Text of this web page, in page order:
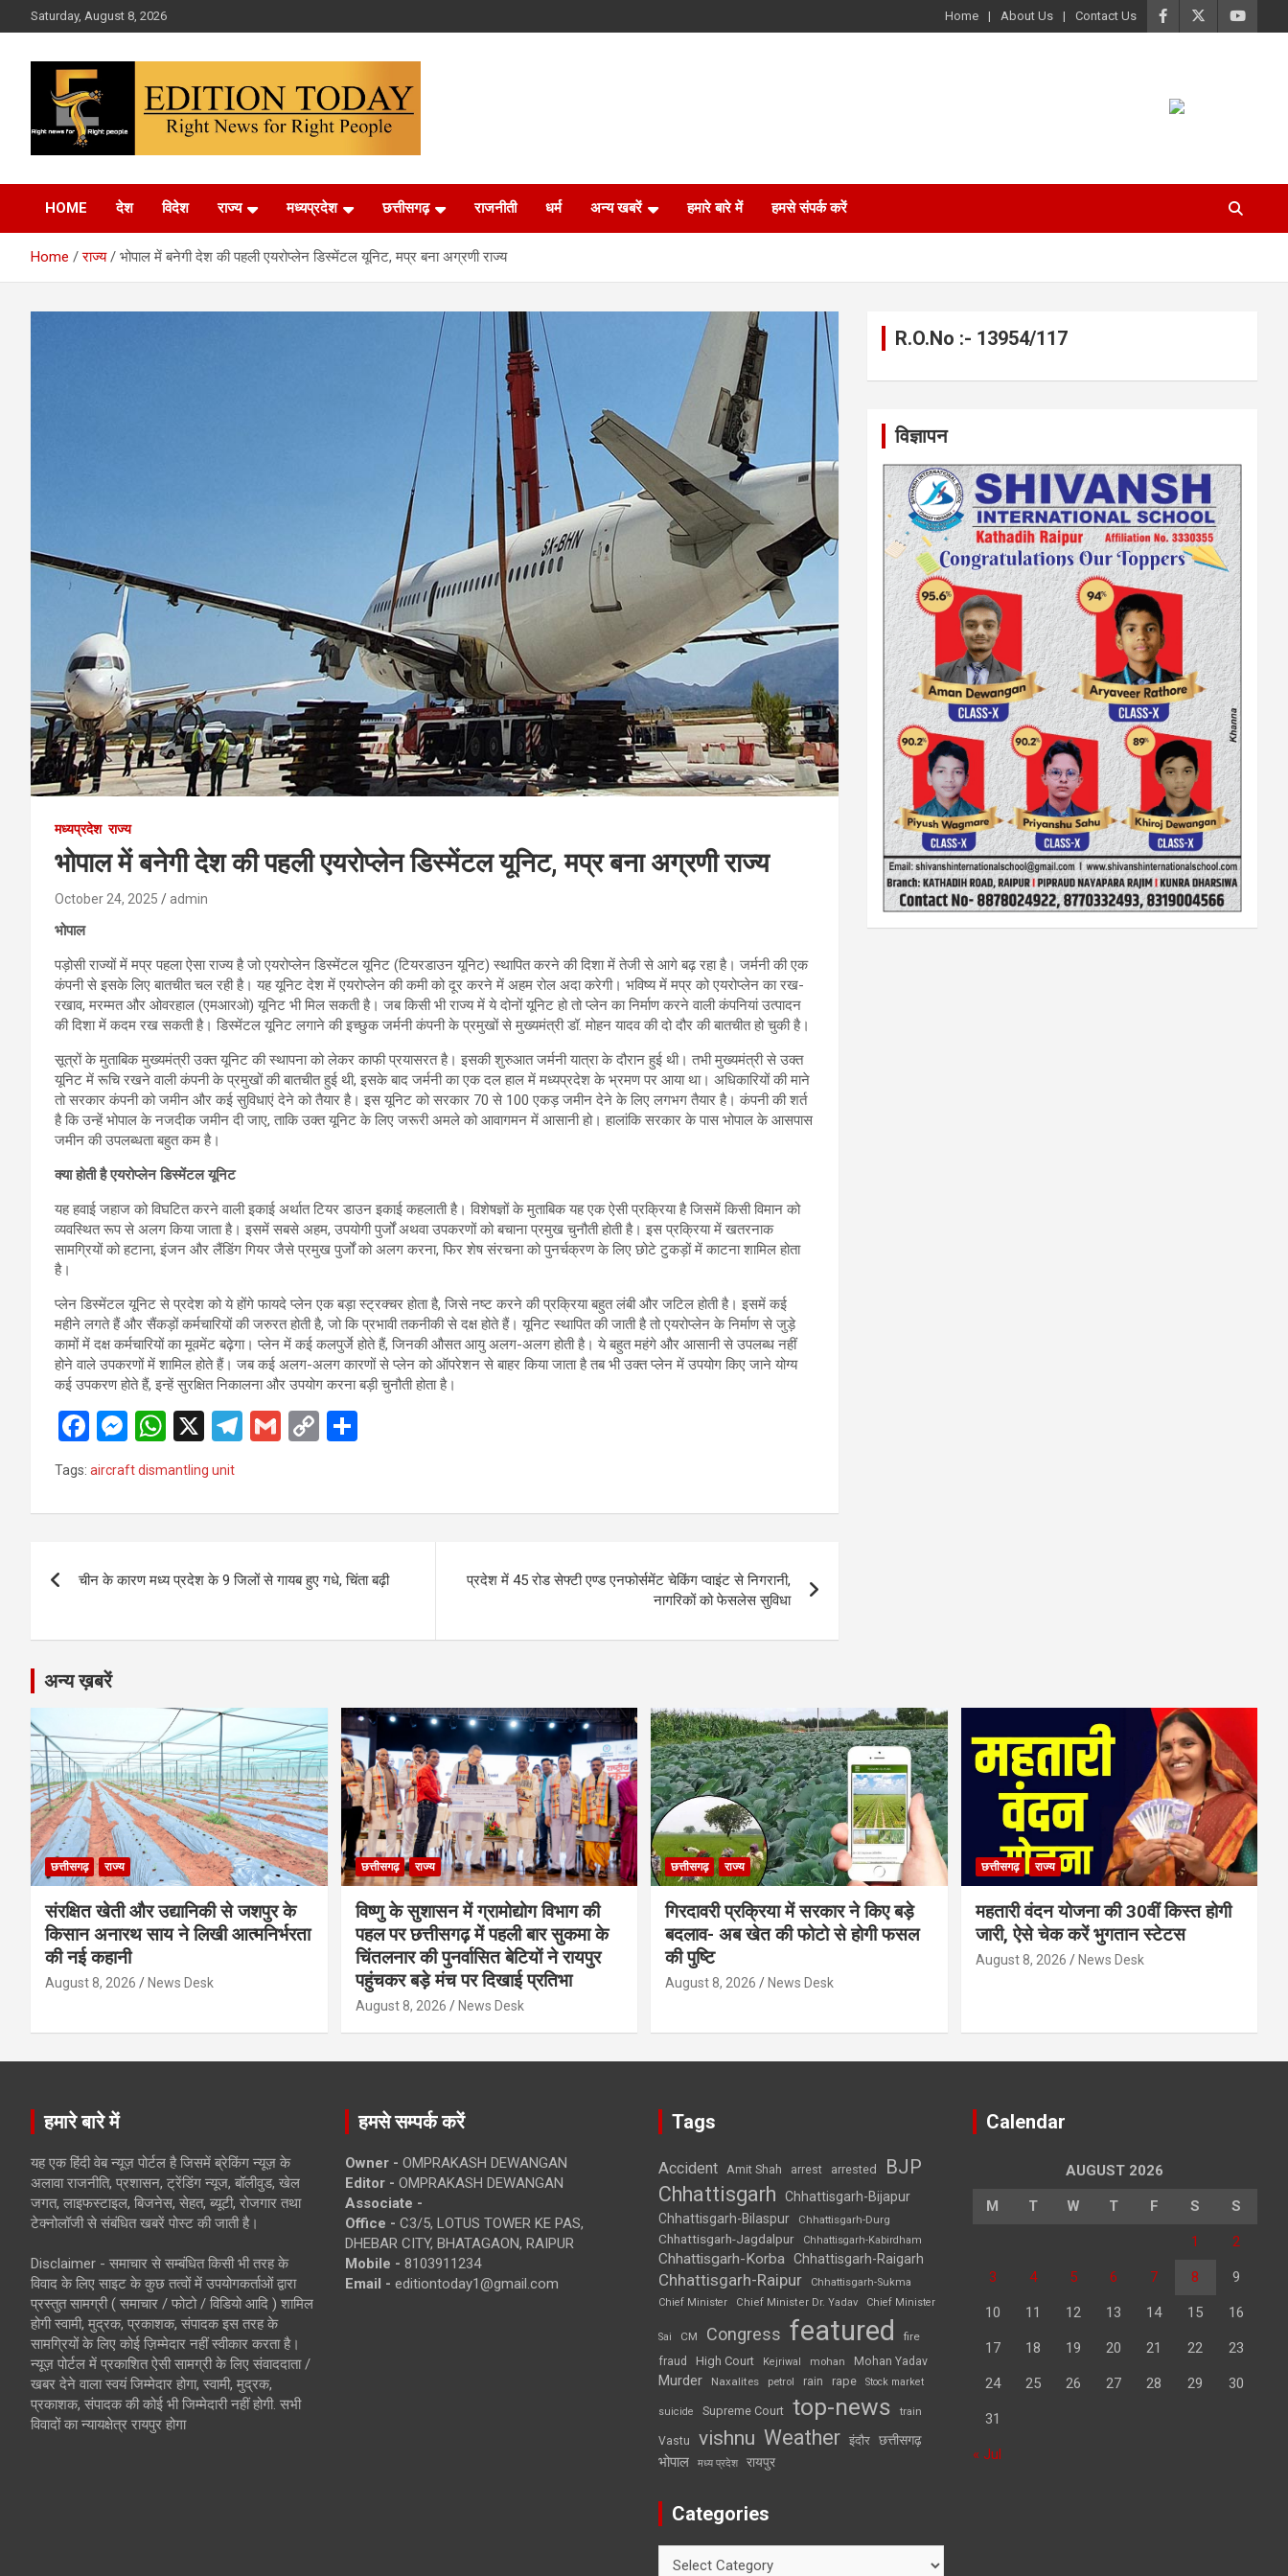
to
Saturday, August 8, 2026 Home About Us Contact Us
Edition Today
HOME देश विदेश राज्य मध्यप्रदेश छत्तीसगढ़ राजनीती धर्म अन्य खबरें हमारे बारे में हमसे संपर्क करें
Home राज्य भोपाल में बनेगी देश की पहली एयरोप्लेन डिस्मेंटल यूनिट, मप्र बना अग्रणी राज्य
मध्यप्रदेश राज्य
भोपाल में बनेगी देश की पहली एयरोप्लेन डिस्मेंटल यूनिट, मप्र बना अग्रणी राज्य
October 24, 2025 admin
भोपाल
पड़ोसी राज्यों में मप्र पहला ऐसा राज्य है जो एयरोप्लेन डिस्मेंटल यूनिट (टियरडाउन यूनिट) स्थापित करने की दिशा में तेजी से आगे बढ़ रहा है। जर्मनी की एक
कंपनी से इसके लिए बातचीत चल रही है। यह यूनिट देश में एयरोप्लेन की कमी को दूर करने में अहम रोल अदा करेगी। भविष्य में मप्र को एयरोप्लेन का रख-
रखाव, मरम्मत और ओवरहाल (एमआरओ) यूनिट भी मिल सकती है। जब किसी भी राज्य में ये दोनों यूनिट हो तो प्लेन का निर्माण करने वाली कंपनियां उत्पादन
की दिशा में कदम रख सकती है। डिस्मेंटल यूनिट लगाने की इच्छुक जर्मनी कंपनी के प्रमुखों से मुख्यमंत्री डॉ. मोहन यादव की दो दौर की बातचीत हो चुकी है।
सूत्रों के मुताबिक मुख्यमंत्री उक्त यूनिट की स्थापना को लेकर काफी प्रयासरत है। इसकी शुरुआत जर्मनी यात्रा के दौरान हुई थी। तभी मुख्यमंत्री से उक्त
यूनिट में रूचि रखने वाली कंपनी के प्रमुखों की बातचीत हुई थी, इसके बाद जर्मनी का एक दल हाल में मध्यप्रदेश के भ्रमण पर आया था। अधिकारियों की माने
तो सरकार कंपनी को जमीन और कई सुविधाएं देने को तैयार है। इस यूनिट को सरकार 70 से 100 एकड़ जमीन देने के लिए लगभग तैयार है। कंपनी की शर्त
है कि उन्हें भोपाल के नजदीक जमीन दी जाए, ताकि उक्त यूनिट के लिए जरूरी अमले को आवागमन में आसानी हो। हालांकि सरकार के पास भोपाल के आसपास
जमीन की उपलब्धता बहुत कम है।
क्या होती है एयरोप्लेन डिस्मेंटल यूनिट
यह हवाई जहाज को विघटित करने वाली इकाई अर्थात टियर डाउन इकाई कहलाती है। विशेषज्ञों के मुताबिक यह एक ऐसी प्रक्रिया है जिसमें किसी विमान को
व्यवस्थित रूप से अलग किया जाता है। इसमें सबसे अहम, उपयोगी पुर्जों अथवा उपकरणों को बचाना प्रमुख चुनौती होती है। इस प्रक्रिया में खतरनाक
सामग्रियों को हटाना, इंजन और लैंडिंग गियर जैसे प्रमुख पुर्जों को अलग करना, फिर शेष संरचना को पुनर्चक्रण के लिए छोटे टुकड़ों में काटना शामिल होता
है।
प्लेन डिस्मेंटल यूनिट से प्रदेश को ये होंगे फायदे प्लेन एक बड़ा स्ट्रक्चर होता है, जिसे नष्ट करने की प्रक्रिया बहुत लंबी और जटिल होती है। इसमें कई
महीने लगते हैं और सैंकड़ों कर्मचारियों की जरुरत होती है, जो कि प्रभावी तकनीकी से दक्ष होते हैं। यूनिट स्थापित की जाती है तो एयरोप्लेन के निर्माण से जुड़े
कामों में दक्ष कर्मचारियों का मूवमेंट बढ़ेगा। प्लेन में कई कलपुर्जे होते हैं, जिनकी औसत आयु अलग-अलग होती है। ये बहुत महंगे और आसानी से उपलब्ध नहीं
होने वाले उपकरणों में शामिल होते हैं। जब कई अलग-अलग कारणों से प्लेन को ऑपरेशन से बाहर किया जाता है तब भी उक्त प्लेन में उपयोग किए जाने योग्य
कई उपकरण होते हैं, इन्हें सुरक्षित निकालना और उपयोग करना बड़ी चुनौती होता है।
F
a
ce
b
o
M
es
se
n
er
W
at
s
p
X
T
gr
m
G
C
Li
k
e
Tags: aircraft dismantling unit
navigation
चीन के कारण मध्य प्रदेश के 9 जिलों से गायब हुए गधे, चिंता बढ़ी
प्रदेश में 45 रोड सेफ्टी एण्ड एनफोर्समेंट चेकिंग प्वाइंट से निगरानी,
नागरिकों को फेसलेस सुविधा
R.O.No :- 13954/117
विज्ञापन
अन्य ख़बरें
छत्तीसगढ़ राज्य
संरक्षित खेती और उद्यानिकी से जशपुर के
किसान अनारथ साय ने लिखी आत्मनिर्भरता
की नई कहानी
August 8, 2026 News Desk
छत्तीसगढ़ राज्य
विष्णु के सुशासन में ग्रामोद्योग विभाग की
पहल पर छत्तीसगढ़ में पहली बार सुकमा के
चिंतलनार की पुनर्वासित बेटियों ने रायपुर
पहुंचकर बड़े मंच पर दिखाई प्रतिभा
August 8, 2026 News Desk
छत्तीसगढ़ राज्य
गिरदावरी प्रक्रिया में सरकार ने किए बड़े
बदलाव- अब खेत की फोटो से होगी फसल
की पुष्टि
August 8, 2026 News Desk
छत्तीसगढ़ राज्य
महतारी वंदन योजना की 30वीं किस्त होगी
जारी, ऐसे चेक करें भुगतान स्टेटस
August 8, 2026 News Desk
हमारे बारे में
यह एक हिंदी वेब न्यूज़ पोर्टल है जिसमें ब्रेकिंग न्यूज़ के
अलावा राजनीति, प्रशासन, ट्रेंडिंग न्यूज, बॉलीवुड, खेल
जगत, लाइफस्टाइल, बिजनेस, सेहत, ब्यूटी, रोजगार तथा
टेक्नोलॉजी से संबंधित खबरें पोस्ट की जाती है।
Disclaimer - समाचार से सम्बंधित किसी भी तरह के
विवाद के लिए साइट के कुछ तत्वों में उपयोगकर्ताओं द्वारा
प्रस्तुत सामग्री ( समाचार / फोटो / विडियो आदि ) शामिल
होगी स्वामी, मुद्रक, प्रकाशक, संपादक इस तरह के
सामग्रियों के लिए कोई ज़िम्मेदार नहीं स्वीकार करता है।
न्यूज़ पोर्टल में प्रकाशित ऐसी सामग्री के लिए संवाददाता /
खबर देने वाला स्वयं जिम्मेदार होगा, स्वामी, मुद्रक,
प्रकाशक, संपादक की कोई भी जिम्मेदारी नहीं होगी. सभी
विवादों का न्यायक्षेत्र रायपुर होगा
हमसे सम्पर्क करें
Owner - OMPRAKASH DEWANGAN
Editor - OMPRAKASH DEWANGAN
Associate -
Office - C3/5, LOTUS TOWER KE PAS,
DHEBAR CITY, BHATAGAON, RAIPUR
Mobile - 8103911234
Email - editiontoday1@gmail.com
Tags
Accident Amit Shah arrest arrested BJP
Chhattisgarh
Chhattisgarh-Bijapur
Chhattisgarh-Bilaspur
Chhattisgarh-Durg
Chhattisgarh-Jagdalpur Chhattisgarh-Kabirdham
Chhattisgarh-Korba Chhattisgarh-Raigarh
Chhattisgarh-Raipur
Chhattisgarh-Sukma
Chief Minister
Chief Minister Dr. Yadav Chief Minister
Sai CM Congress featured
fire
fraud
High Court Kejriwal mohan Mohan Yadav
Murder Naxalites petrol rain rape Stock market
suicide Supreme Court top-news train
Vastu vishnu Weather इंदौर छत्तीसगढ़
भोपाल मध्य प्रदेश रायपुर
Categories
Calendar
AUGUST 2026
M T W T F S S
1 2
3 4 5 6 7 8 9
10 11 12 13 14 15 16
17 18 19 20 21 22 23
24 25 26 27 28 29 30
31
« Jul